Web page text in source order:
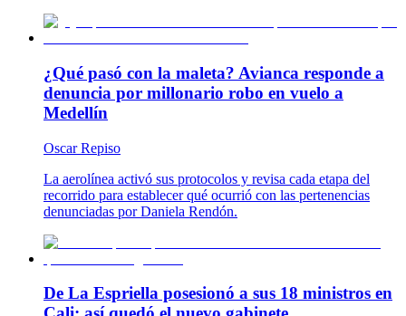
¿Qué pasó con la maleta? Avianca responde a
denuncia por millonario robo en vuelo a
Medellín
Oscar Repiso
La aerolínea activó sus protocolos y revisa cada etapa del
recorrido para establecer qué ocurrió con las pertenencias
denunciadas por Daniela Rendón.
De La Espriella posesionó a sus 18 ministros en